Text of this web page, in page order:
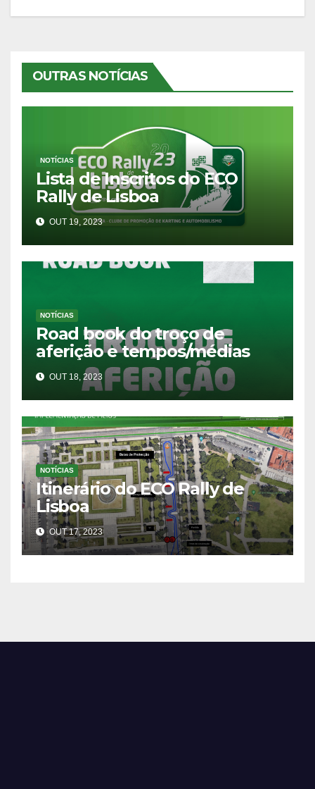
artigos
OUTRAS NOTÍCIAS
NOTÍCIAS
Lista de Inscritos do ECO
Rally de Lisboa
OUT 19, 2023
NOTÍCIAS
Road book do troço de
aferição e tempos/médias
OUT 18, 2023
NOTÍCIAS
Itinerário do ECO Rally de
Lisboa
OUT 17, 2023